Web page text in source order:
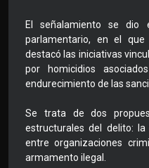
El señalamiento se dio
parlamentario, en el
destacó las iniciativas
por homicidios
endurecimiento de las
Se trata de dos
estructurales del delito:
entre organizaciones
armamento ilegal.